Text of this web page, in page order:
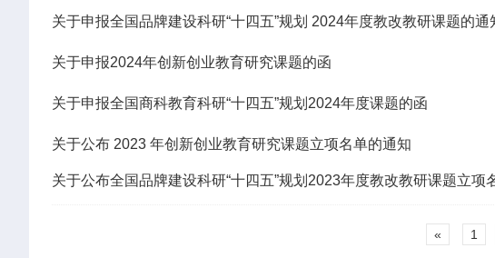
关于申报全国品牌建设科研“十四五”规划 2024年度教改教研课题的通
关于申报2024年创新创业教育研究课题的函
关于申报全国商科教育科研“十四五”规划2024年度课题的函
关于公布 2023 年创新创业教育研究课题立项名单的通知
关于公布全国品牌建设科研“十四五”规划2023年度教改教研课题立项
« 1